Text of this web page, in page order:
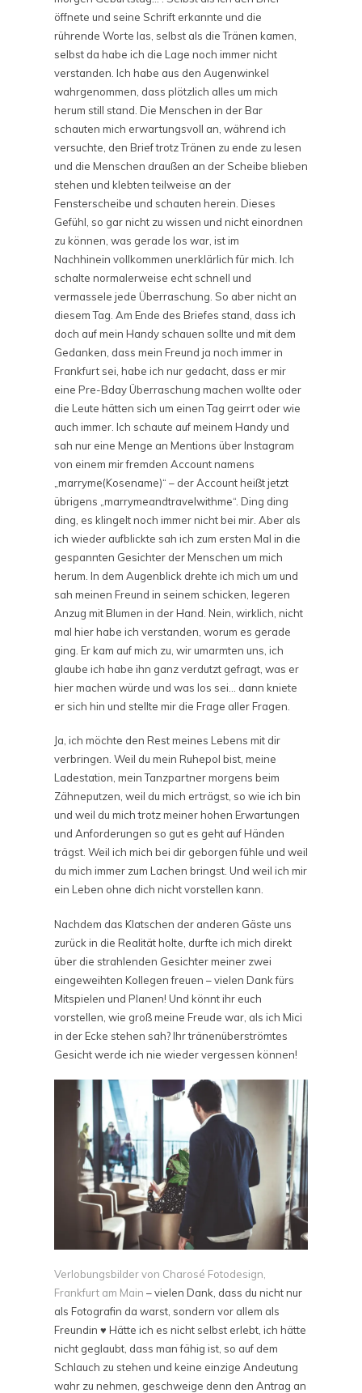
öffnete und seine Schrift erkannte und die
rührende Worte las, selbst als die Tränen kamen,
selbst da habe ich die Lage noch immer nicht
verstanden. Ich habe aus den Augenwinkel
wahrgenommen, dass plötzlich alles um mich
herum still stand. Die Menschen in der Bar
schauten mich erwartungsvoll an, während ich
versuchte, den Brief trotz Tränen zu ende zu lesen
und die Menschen draußen an der Scheibe blieben
stehen und klebten teilweise an der
Fensterscheibe und schauten herein. Dieses
Gefühl, so gar nicht zu wissen und nicht einordnen
zu können, was gerade los war, ist im
Nachhinein vollkommen unerklärlich für mich. Ich
schalte normalerweise echt schnell und
vermassele jede Überraschung. So aber nicht an
diesem Tag. Am Ende des Briefes stand, dass ich
doch auf mein Handy schauen sollte und mit dem
Gedanken, dass mein Freund ja noch immer in
Frankfurt sei, habe ich nur gedacht, dass er mir
eine Pre-Bday Überraschung machen wollte oder
die Leute hätten sich um einen Tag geirrt oder wie
auch immer. Ich schaute auf meinem Handy und
sah nur eine Menge an Mentions über Instagram
von einem mir fremden Account namens
„marryme(Kosename)“ – der Account heißt jetzt
übrigens „marrymeandtravelwithme“. Ding ding
ding, es klingelt noch immer nicht bei mir. Aber als
ich wieder aufblickte sah ich zum ersten Mal in die
gespannten Gesichter der Menschen um mich
herum. In dem Augenblick drehte ich mich um und
sah meinen Freund in seinem schicken, legeren
Anzug mit Blumen in der Hand. Nein, wirklich, nicht
mal hier habe ich verstanden, worum es gerade
ging. Er kam auf mich zu, wir umarmten uns, ich
glaube ich habe ihn ganz verdutzt gefragt, was er
hier machen würde und was los sei… dann kniete
er sich hin und stellte mir die Frage aller Fragen.
Ja, ich möchte den Rest meines Lebens mit dir
verbringen. Weil du mein Ruhepol bist, meine
Ladestation, mein Tanzpartner morgens beim
Zähneputzen, weil du mich erträgst, so wie ich bin
und weil du mich trotz meiner hohen Erwartungen
und Anforderungen so gut es geht auf Händen
trägst. Weil ich mich bei dir geborgen fühle und weil
du mich immer zum Lachen bringst. Und weil ich mir
ein Leben ohne dich nicht vorstellen kann.
Nachdem das Klatschen der anderen Gäste uns
zurück in die Realität holte, durfte ich mich direkt
über die strahlenden Gesichter meiner zwei
eingeweihten Kollegen freuen – vielen Dank fürs
Mitspielen und Planen! Und könnt ihr euch
vorstellen, wie groß meine Freude war, als ich Mici
in der Ecke stehen sah? Ihr tränenüberströmtes
Gesicht werde ich nie wieder vergessen können!
Verlobungsbilder von Charosé Fotodesign,
Frankfurt am Main – vielen Dank, dass du nicht nur
als Fotografin da warst, sondern vor allem als
Freundin ♥ Hätte ich es nicht selbst erlebt, ich hätte
nicht geglaubt, dass man fähig ist, so auf dem
Schlauch zu stehen und keine einzige Andeutung
wahr zu nehmen, geschweige denn den Antrag an